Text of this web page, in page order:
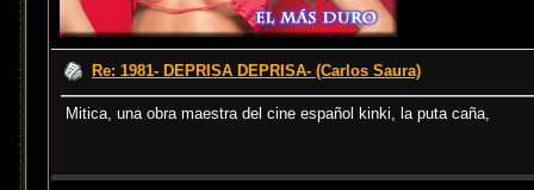
Re: 1981- DEPRISA DEPRISA- (Carlos Saura)
Mitica, una obra maestra del cine español kinki, la puta caña,